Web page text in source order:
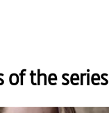
of the series